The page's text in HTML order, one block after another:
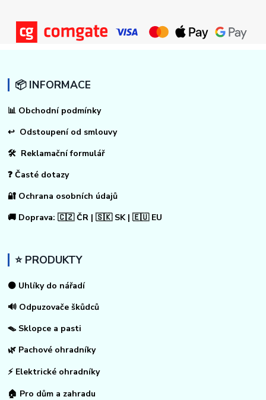
📦 INFORMACE
📊 Obchodní podmínky
↩ Odstoupení od smlouvy
🛠 Reklamační formulář
❓ Časté dotazy
🔐 Ochrana osobních údajů
🚚 Doprava: 🇨🇿 ČR | 🇸🇰 SK | 🇪🇺 EU
⭐ PRODUKTY
⚫ Uhlíky do nářadí
🔊 Odpuzovače škůdců
🪤 Sklopce a pasti
🌿 Pachové ohradníky
⚡ Elektrické ohradníky
🏠 Pro dům a zahradu